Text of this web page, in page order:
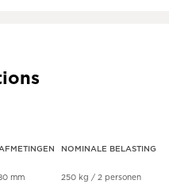
mm
NOMINALE BELASTING
250 kg / 2 personen